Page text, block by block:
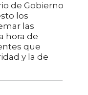
de Gobierno
los
las
hora de
que
y la de